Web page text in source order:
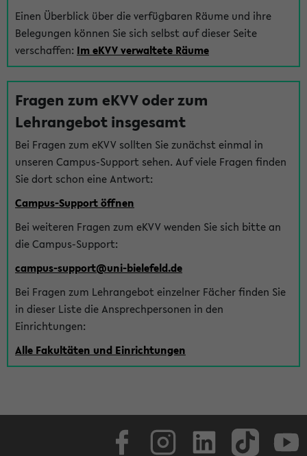
Einen Überblick über die verfügbaren Räume und ihre
Belegungen können Sie sich selbst auf dieser Seite
verschaffen: Im eKVV verwaltete Räume
Fragen zum eKVV oder zum
Lehrangebot insgesamt
Bei Fragen zum eKVV sollten Sie zunächst einmal in
unseren Campus-Support sehen. Auf viele Fragen finden
Sie dort schon eine Antwort:
Campus-Support öffnen
Bei weiteren Fragen zum eKVV wenden Sie sich bitte an
die Campus-Support:
campus-support@uni-bielefeld.de
Bei Fragen zum Lehrangebot einzelner Fächer finden Sie
in dieser Liste die Ansprechpersonen in den
Einrichtungen:
Alle Fakultäten und Einrichtungen